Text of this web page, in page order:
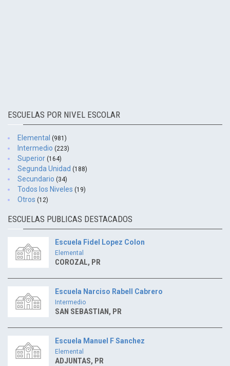
ESCUELAS POR NIVEL ESCOLAR
Elemental (981)
Intermedio (223)
Superior (164)
Segunda Unidad (188)
Secundario (34)
Todos los Niveles (19)
Otros (12)
ESCUELAS PUBLICAS DESTACADOS
Escuela Fidel Lopez Colon
Elemental
COROZAL, PR
Escuela Narciso Rabell Cabrero
Intermedio
SAN SEBASTIAN, PR
Escuela Manuel F Sanchez
Elemental
ADJUNTAS, PR